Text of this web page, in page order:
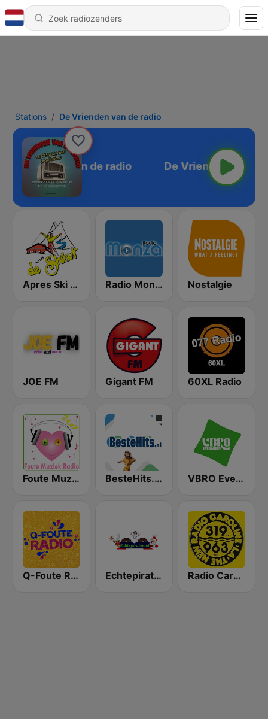
Stations De Vrienden van de radio
Vrienden van de radio
Apres Ski Radio Radio Monza Nostalgie
JOE FM Gigant FM 60XL Radio
Foute Muziek Radio BesteHits.nl Hollands VBRO Evergreen
Q-Foute Radio Echtepiraten Radio Caroline 319